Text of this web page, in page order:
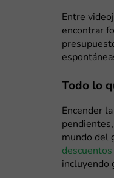
Entre
encontrar
Todo lo
Encender
mundo del
incluyendo